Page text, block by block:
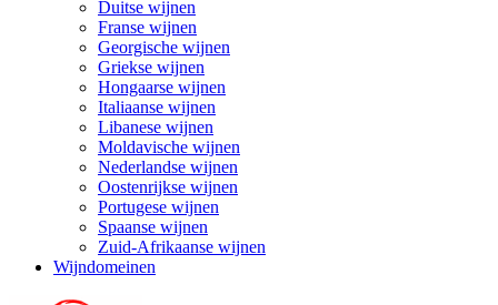
Duitse wijnen
Franse wijnen
Georgische wijnen
Griekse wijnen
Hongaarse wijnen
Italiaanse wijnen
Libanese wijnen
Moldavische wijnen
Nederlandse wijnen
Oostenrijkse wijnen
Portugese wijnen
Spaanse wijnen
Zuid-Afrikaanse wijnen
Wijndomeinen